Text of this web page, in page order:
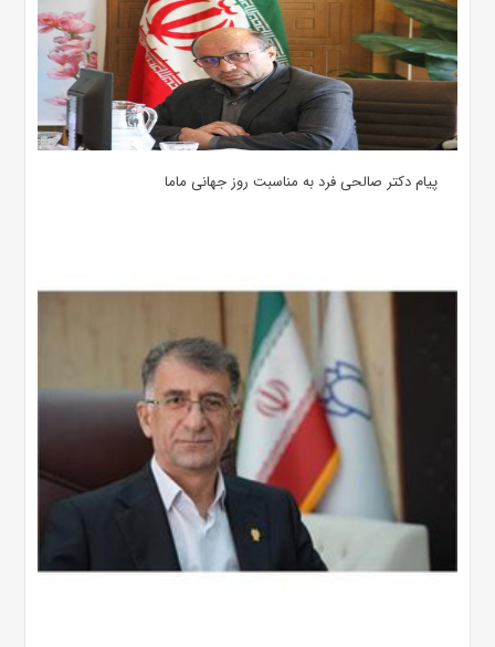
پیام دکتر صالحی فرد به مناسبت روز جهانی ماما